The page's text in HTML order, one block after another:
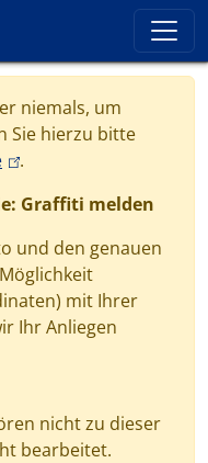
niemals, um
Sie hierzu bitte
(link is external)
.
Graffiti melden
und den genauen
mit Ihrer
Ihr Anliegen
nicht zu dieser
bearbeitet.